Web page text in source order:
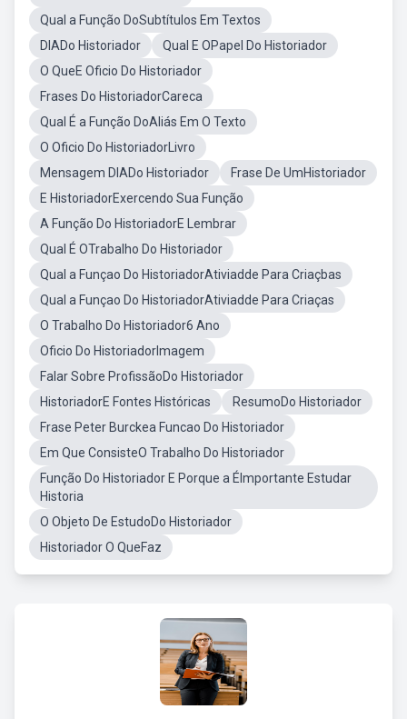
Qual a Função DoSubtítulos Em Textos
DIADo Historiador
Qual E OPapel Do Historiador
O QueE Oficio Do Historiador
Frases Do HistoriadorCareca
Qual É a Função DoAliás Em O Texto
O Oficio Do HistoriadorLivro
Mensagem DIADo Historiador
Frase De UmHistoriador
E HistoriadorExercendo Sua Função
A Função Do HistoriadorE Lembrar
Qual É OTrabalho Do Historiador
Qual a Funçao Do HistoriadorAtiviadde Para Criaçbas
Qual a Funçao Do HistoriadorAtiviadde Para Criaças
O Trabalho Do Historiador6 Ano
Oficio Do HistoriadorImagem
Falar Sobre ProfissãoDo Historiador
HistoriadorE Fontes Históricas
ResumoDo Historiador
Frase Peter Burckea Funcao Do Historiador
Em Que ConsisteO Trabalho Do Historiador
Função Do Historiador E Porque a ÉImportante Estudar
Historia
O Objeto De EstudoDo Historiador
Historiador O QueFaz